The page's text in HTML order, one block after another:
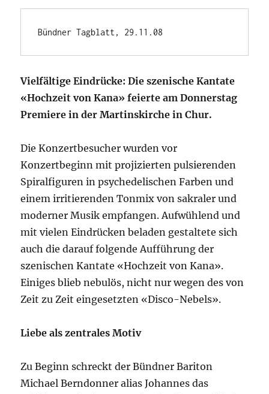
Bündner Tagblatt, 29.11.08
Vielfältige Eindrücke: Die szenische Kantate
«Hochzeit von Kana» feierte am Donnerstag
Premiere in der Martinskirche in Chur.
Die Konzertbesucher wurden vor
Konzertbeginn mit projizierten pulsierenden
Spiralfiguren in psychedelischen Farben und
einem irritierenden Tonmix von sakraler und
moderner Musik empfangen. Aufwühlend und
mit vielen Eindrücken beladen gestaltete sich
auch die darauf folgende Aufführung der
szenischen Kantate «Hochzeit von Kana».
Einiges blieb nebulös, nicht nur wegen des von
Zeit zu Zeit eingesetzten «Disco-Nebels».
Liebe als zentrales Motiv
Zu Beginn schreckt der Bündner Bariton
Michael Berndonner alias Johannes das